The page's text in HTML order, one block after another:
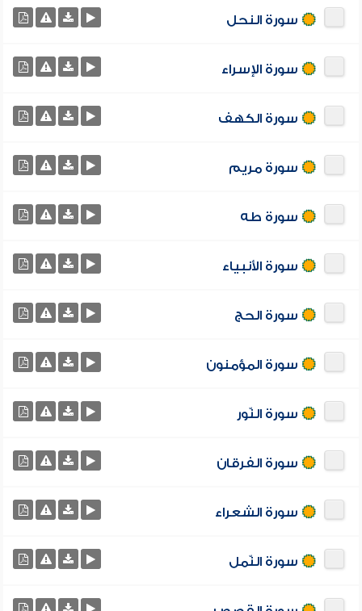
سورة النحل
سورة الإسراء
سورة الكهف
سورة مريم
سورة طه
سورة الأنبياء
سورة الحج
سورة المؤمنون
سورة النّور
سورة الفرقان
سورة الشعراء
سورة النّمل